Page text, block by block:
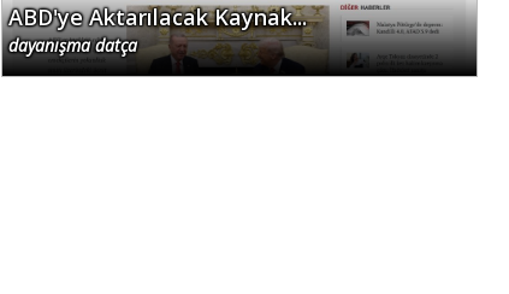
ABD'ye Aktarılacak Kaynak...
dayanışma datça